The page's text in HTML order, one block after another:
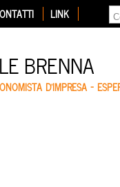
LINK
BRENNA
D'IMPRESA –